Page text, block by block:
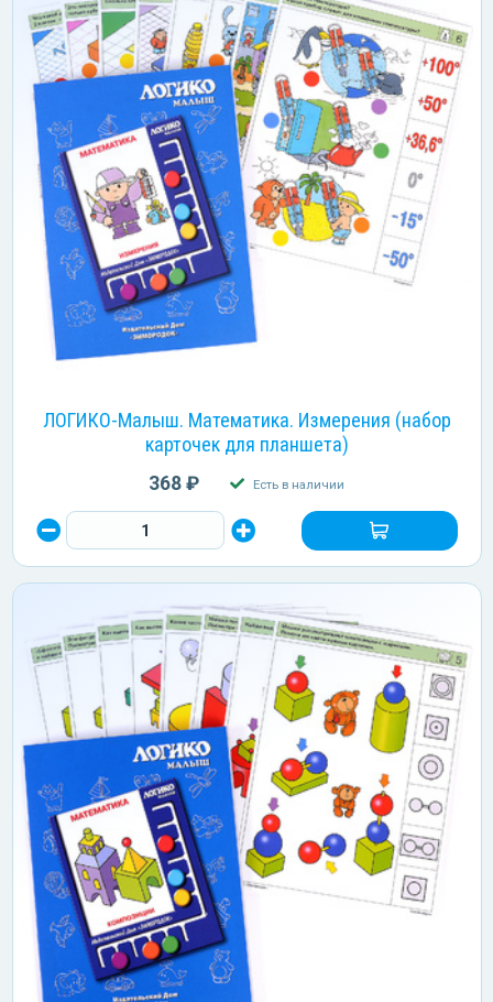
ЛОГИКО-Малыш. Математика. Измерения (набор
карточек для планшета)
368 ₽ Есть в наличии